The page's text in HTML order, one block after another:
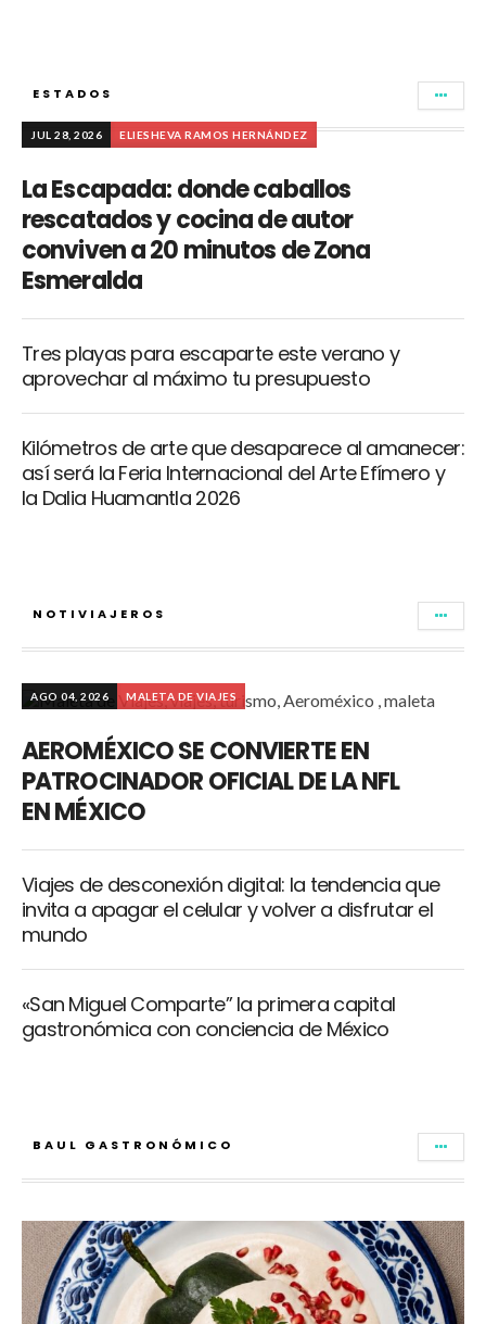
ESTADOS
JUL 28, 2026 ELIESHEVA RAMOS HERNÁNDEZ
La Escapada: donde caballos
rescatados y cocina de autor
conviven a 20 minutos de Zona
Esmeralda
Tres playas para escaparte este verano y
aprovechar al máximo tu presupuesto
Kilómetros de arte que desaparece al amanecer:
así será la Feria Internacional del Arte Efímero y
la Dalia Huamantla 2026
NOTIVIAJEROS
AGO 04, 2026 MALETA DE VIAJES
AEROMÉXICO SE CONVIERTE EN
PATROCINADOR OFICIAL DE LA NFL
EN MÉXICO
Viajes de desconexión digital: la tendencia que
invita a apagar el celular y volver a disfrutar el
mundo
«San Miguel Comparte” la primera capital
gastronómica con conciencia de México
BAUL GASTRONÓMICO